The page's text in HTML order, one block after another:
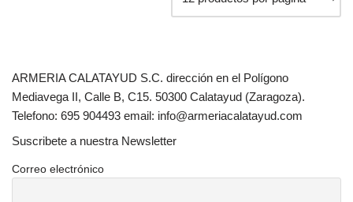
ARMERIA CALATAYUD S.C. dirección en el Polígono
Mediavega II, Calle B, C15. 50300 Calatayud (Zaragoza).
Telefono: 695 904493 email: info@armeriacalatayud.com
Suscribete a nuestra Newsletter
Correo electrónico